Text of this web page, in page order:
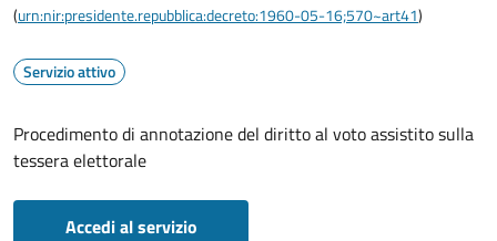
(urn:nir:presidente.repubblica:decreto:1960-05-16;570~art41)
Servizio attivo
Procedimento di annotazione del diritto al voto assistito sulla
tessera elettorale
Accedi al servizio